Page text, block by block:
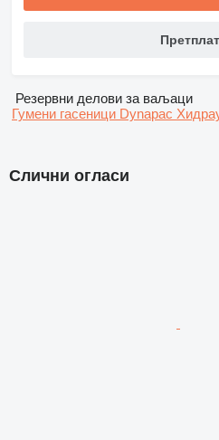
Резервни делови за ваљаци
Гумени гасеници Dynapac
Слични огласи